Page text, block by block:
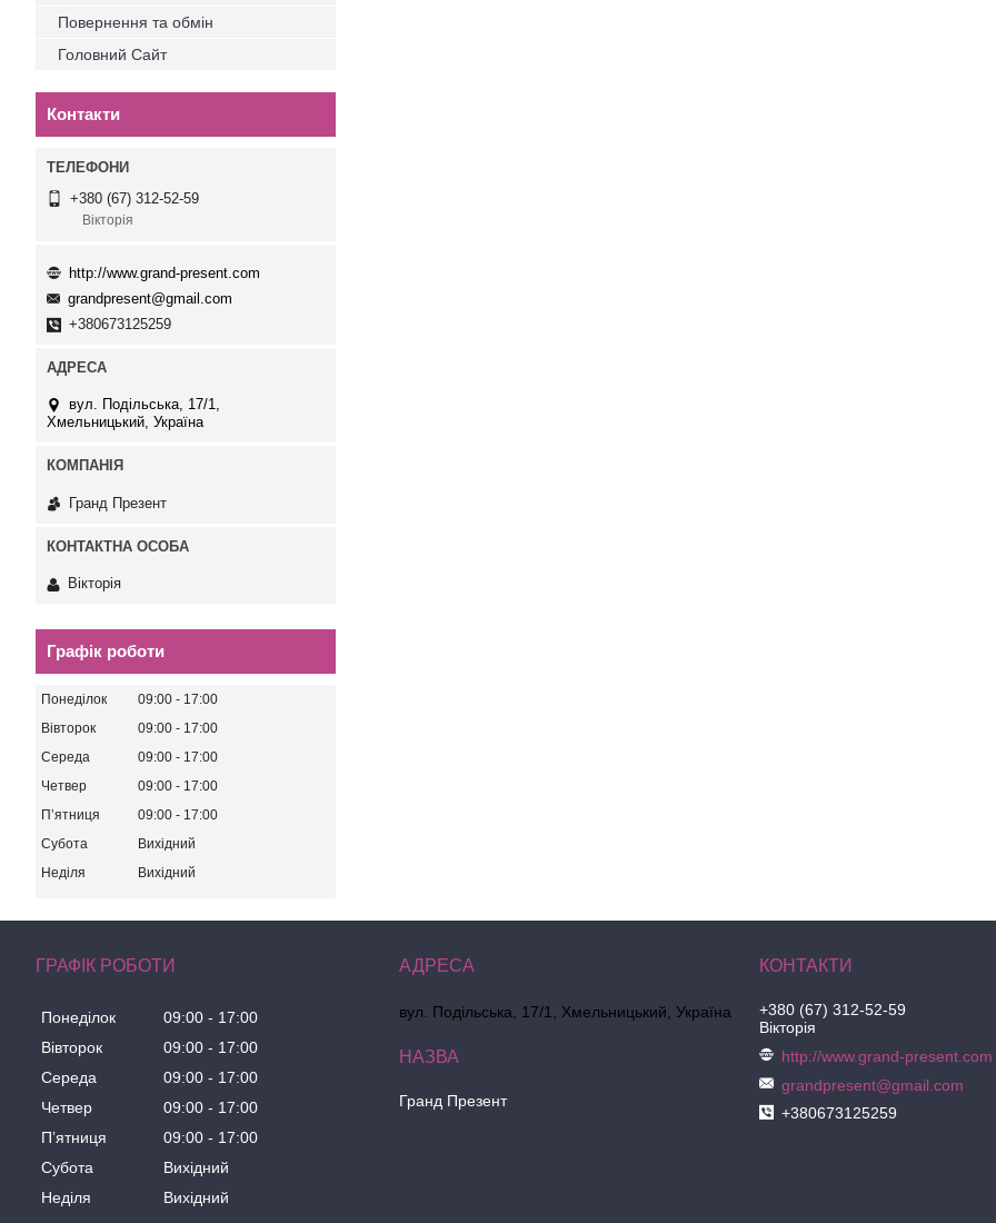
Повернення та обмін
Головний Сайт
Контакти
+380 (67) 312-52-59
Вікторія
http://www.grand-present.com
grandpresent@gmail.com
+380673125259
вул. Подільська, 17/1,
Хмельницький, Україна
Гранд Презент
Вікторія
Графік роботи
Понеділок 09:00
17:00
Вівторок
09:00
17:00
Середа
09:00
17:00
Четвер
09:00
17:00
Пʼятниця
09:00
17:00
Субота
Вихідний
Неділя
Вихідний
ГРАФІК РОБОТИ
Понеділок 09:00
17:00
Вівторок
09:00
17:00
Середа
09:00
17:00
Четвер
09:00
17:00
Пʼятниця
09:00
17:00
Субота
Вихідний
Неділя
Вихідний
вул. Подільська, 17/1, Хмельницький, Україна
Гранд Презент
+380 (67) 312-52-59
Вікторія
http://www.grand-present.com
grandpresent@gmail.com
+380673125259